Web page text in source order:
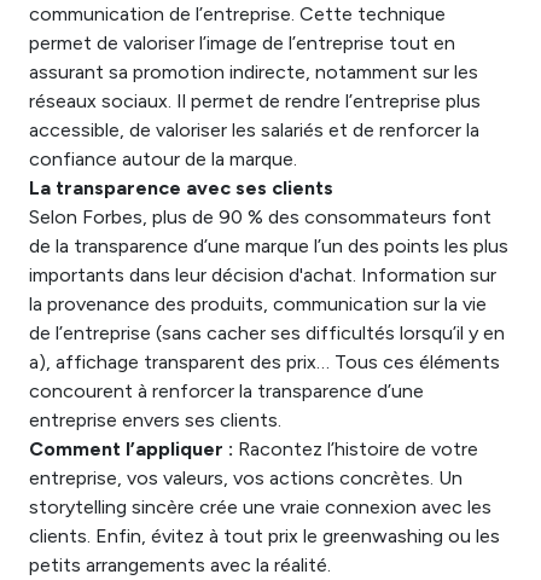
communication de l’entreprise. Cette technique
permet de valoriser l’image de l’entreprise tout en
assurant sa promotion indirecte, notamment sur les
réseaux sociaux. Il permet de rendre l’entreprise plus
accessible, de valoriser les salariés et de renforcer la
confiance autour de la marque.
La transparence avec ses clients
Selon Forbes, plus de 90 % des consommateurs font
de la transparence d’une marque l’un des points les plus
importants dans leur décision d'achat. Information sur
la provenance des produits, communication sur la vie
de l’entreprise (sans cacher ses difficultés lorsqu’il y en
a), affichage transparent des prix… Tous ces éléments
concourent à renforcer la transparence d’une
entreprise envers ses clients.
Comment l’appliquer : Racontez l’histoire de votre
entreprise, vos valeurs, vos actions concrètes. Un
storytelling sincère crée une vraie connexion avec les
clients. Enfin, évitez à tout prix le greenwashing ou les
petits arrangements avec la réalité.